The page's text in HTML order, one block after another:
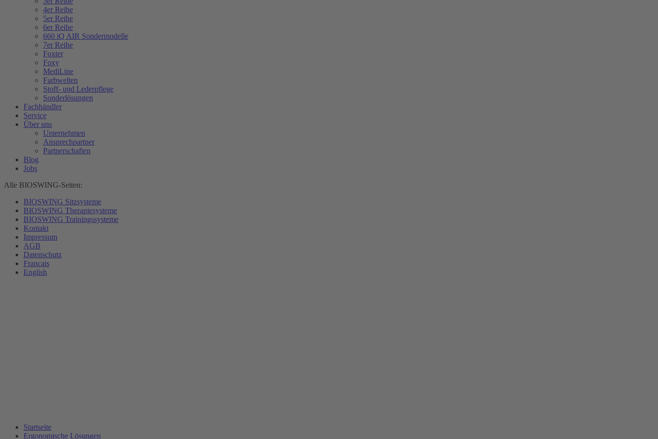
4er Reihe
5er Reihe
6er Reihe
660 iQ AIR Sondermodelle
7er Reihe
Foxter
Foxy
MediLine
Farbwelten
Stoff- und Lederpflege
Sonderlösungen
Fachhändler
Service
Über uns
Unternehmen
Ansprechpartner
Partnerschaften
Blog
Jobs
Alle BIOSWING-Seiten:
BIOSWING Sitzsysteme
BIOSWING Therapiesysteme
BIOSWING Trainingssysteme
Kontakt
Impressum
AGB
Datenschutz
Français
English
Startseite
Ergonomische Lösungen